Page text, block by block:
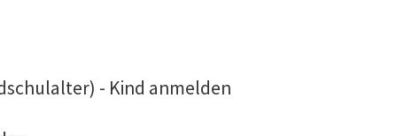
- Kind anmelden